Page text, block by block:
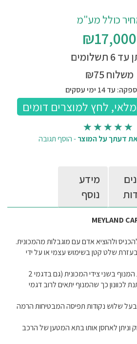
כולל מע"מ
₪17,000
6 תשלומים
משלוח ₪75
עד 14 ימי עסקים
דעתך על המוצר-הוסף תגובה
מידע
נוסף
ולהוציא אדם עם מוגבלות מהמכונית.
שלט קטן בשימוש עצמי או על ידי
ניתן להתקין ולהפעיל את המנוף בשני צידי המכונית (גם בדגמי 2
לכוונון כך שהמנוף יתאים לרוב דגמי
בעל שלוש נקודות תפיסה המבטיחות הרמה
וניתן לאחסן אותו בתא המטען של הרכב